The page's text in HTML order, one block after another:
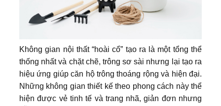
Không gian nội thất “hoài cổ” tạo ra là một tổng thể
thống nhất và chặt chẽ, trông sơ sài nhưng lại tạo ra
hiệu ứng giúp căn hộ trông thoáng rộng và hiện đại.
Những không gian thiết kế theo phong cách này thể
hiện được vẻ tinh tế và trang nhã, giản đơn nhưng